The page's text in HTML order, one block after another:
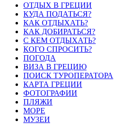
ОТДЫХ В ГРЕЦИИ
КУДА ПОДАТЬСЯ?
КАК ОТДЫХАТЬ?
КАК ДОБИРАТЬСЯ?
С КЕМ ОТДЫХАТЬ?
КОГО СПРОСИТЬ?
ПОГОДА
ВИЗА В ГРЕЦИЮ
ПОИСК ТУРОПЕРАТОРА
КАРТА ГРЕЦИИ
ФОТОГРАФИИ
ПЛЯЖИ
МОРЕ
МУЗЕИ